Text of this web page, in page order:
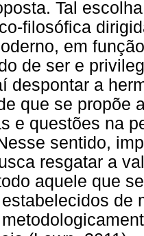
Tal
filosófica
em
de ser e
despontar a
que se propõe
e questões na
sentido,
resgatar a
aquele que
estabelecidos de